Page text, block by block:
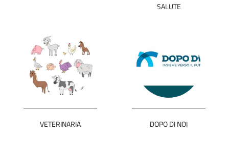
SALUTE
VETERINARIA DOPO DI NOI